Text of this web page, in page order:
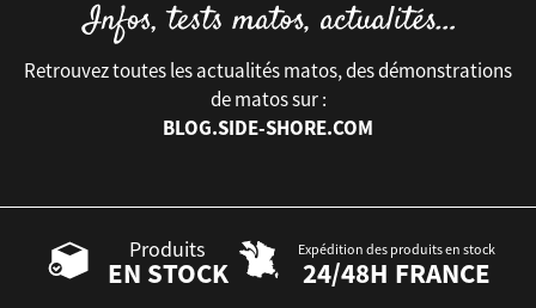
Retrouvez toutes les actualités matos, des démonstrations
de matos sur :
BLOG.SIDE-SHORE.COM
Produits
EN STOCK
Expédition des produits en stock
24/48H FRANCE